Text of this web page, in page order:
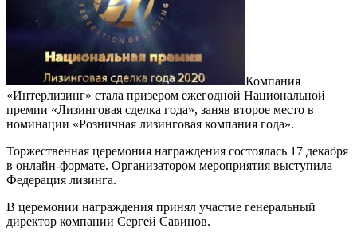
Компания
«Интерлизинг» стала призером ежегодной Национальной
премии «Лизинговая сделка года», заняв второе место в
номинации «Розничная лизинговая компания года».
Торжественная церемония награждения состоялась 17 декабря
в онлайн-формате. Организатором мероприятия выступила
Федерация лизинга.
В церемонии награждения принял участие генеральный
директор компании Сергей Савинов.